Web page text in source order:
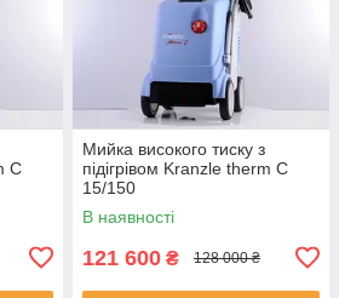
С
Мийка високого тиску з
підігрівом Kranzle therm C
15/150
В наявності
121 600 ₴ 128 000 ₴